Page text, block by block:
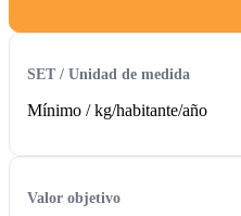
SET / Unidad de medida
Mínimo /kg/habitante/año
Valor objetivo